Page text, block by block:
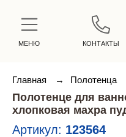
МЕНЮ КОНТАКТЫ
Главная → Полотенца
Полотенце для
хлопковая махра
Артикул: 123564